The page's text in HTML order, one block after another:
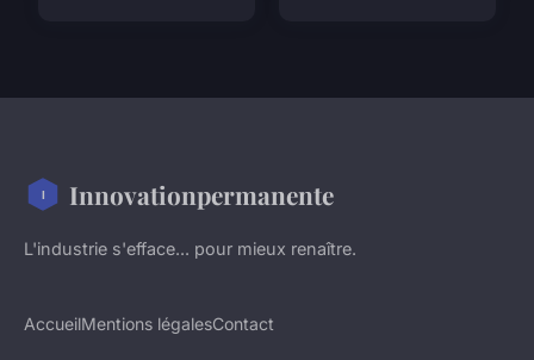
Innovationpermanente
L'industrie s'efface... pour mieux renaître.
AccueilMentions légalesContact